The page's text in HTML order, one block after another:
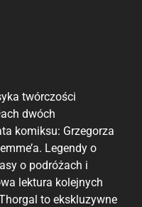
twórczości
dwóch
komiksu: Grzegorza
Legendy o
o podróżach i
lektura kolejnych
to ekskluzywne